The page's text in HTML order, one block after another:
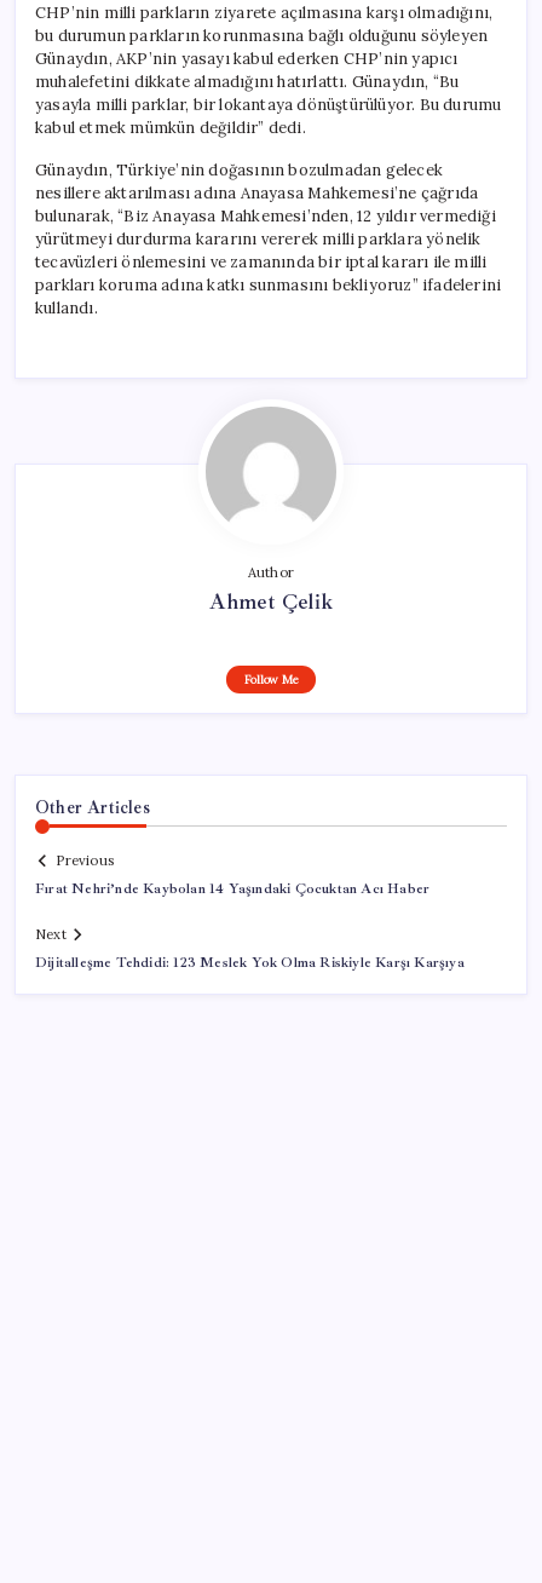
CHP’nin milli parkların ziyarete açılmasına karşı olmadığını,
bu durumun parkların korunmasına bağlı olduğunu söyleyen
Günaydın, AKP’nin yasayı kabul ederken CHP’nin yapıcı
muhalefetini dikkate almadığını hatırlattı. Günaydın, “Bu
yasayla milli parklar, bir lokantaya dönüştürülüyor. Bu durumu
kabul etmek mümkün değildir” dedi.
Günaydın, Türkiye’nin doğasının bozulmadan gelecek
nesillere aktarılması adına Anayasa Mahkemesi’ne çağrıda
bulunarak, “Biz Anayasa Mahkemesi’nden, 12 yıldır vermediği
yürütmeyi durdurma kararını vererek milli parklara yönelik
tecavüzleri önlemesini ve zamanında bir iptal kararı ile milli
parkları koruma adına katkı sunmasını bekliyoruz” ifadelerini
kullandı.
Author
Ahmet Çelik
Follow Me
Other Articles
Previous
Fırat Nehri’nde Kaybolan 14 Yaşındaki Çocuktan Acı Haber
Next
Dijitalleşme Tehdidi: 123 Meslek Yok Olma Riskiyle Karşı Karşıya